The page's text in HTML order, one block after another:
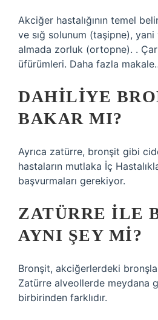
Akciğer hastalığının temel
ve sığ solunum (taşipne),
almada zorluk (ortopne). .
üfürümleri. Daha fazla
DAHILIYE
BAKAR MI?
Ayrıca zatürre, bronşit gibi
hastaların mutlaka İç
başvurmaları gerekiyor.
ZATÜRRE ILE
AYNI ŞEY MI?
Bronşit, akciğerlerdeki
Zatürre alveollerde meydana
birbirinden farklıdır.